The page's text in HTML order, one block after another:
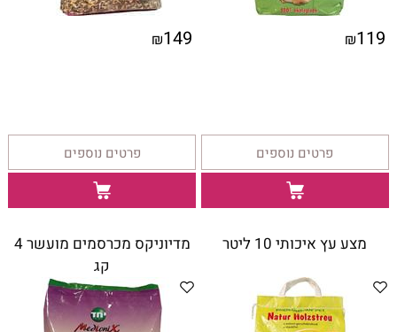
₪119
פרטים נוספים
₪149
פרטים נוספים
מצע עץ איכותי 10 ליטר
מדיוניקס מכרסמים מועשר 4
קג